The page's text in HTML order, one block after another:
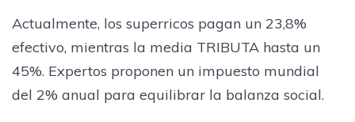
Actualmente, los superricos pagan un 23,8%
efectivo, mientras la media TRIBUTA hasta un
45%. Expertos proponen un impuesto mundial
del 2% anual para equilibrar la balanza social.